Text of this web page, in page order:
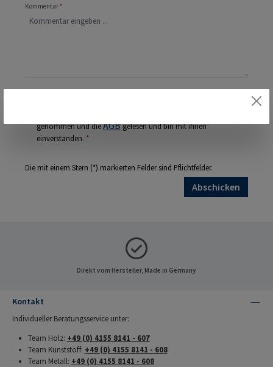
Kommentar *
genommen und dieAGBgelesen und bin mit ihnen
einverstanden. *
Die mit einem Stern (*) markierten Felder sind Pflichtfelder.
Abschicken
Direkt vom Hersteller, Made in Germany
Kontakt
Individueller Beratungsservice unter:
Team Holz: +49 (0) 4155 8141 - 607
Team Kunststoff: +49 (0) 4155 8141 - 608
Team Metall: +49 (0) 4155 8141 - 608